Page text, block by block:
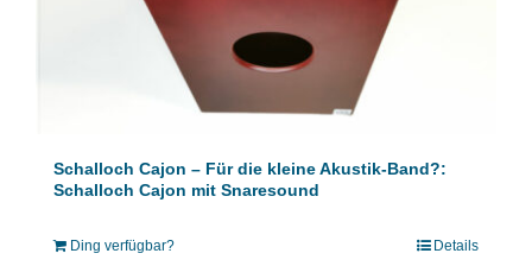
Schalloch Cajon – Für die kleine Akustik-Band?:
Schalloch Cajon mit Snaresound
Ding verfügbar? Details